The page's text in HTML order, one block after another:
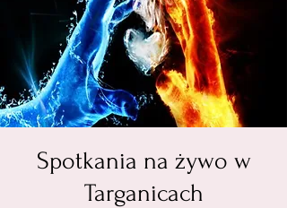
Spotkania na żywo w
Targanicach